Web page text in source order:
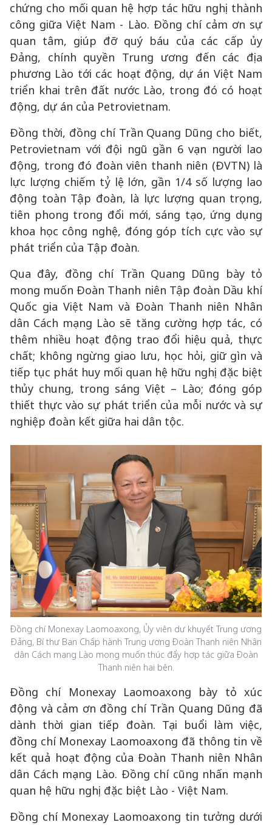
chứng cho mối quan hệ hợp tác hữu nghị thành
công giữa Việt Nam - Lào. Đồng chí cảm ơn sự
quan tâm, giúp đỡ quý báu của các cấp ủy
Đảng, chính quyền Trung ương đến các địa
phương Lào tới các hoạt động, dự án Việt Nam
triển khai trên đất nước Lào, trong đó có hoạt
động, dự án của Petrovietnam.
Đồng thời, đồng chí Trần Quang Dũng cho biết,
Petrovietnam với đội ngũ gần 6 vạn người lao
động, trong đó đoàn viên thanh niên (ĐVTN) là
lực lượng chiếm tỷ lệ lớn, gần 1/4 số lượng lao
động toàn Tập đoàn, là lực lượng quan trọng,
tiên phong trong đổi mới, sáng tạo, ứng dụng
khoa học công nghệ, đóng góp tích cực vào sự
phát triển của Tập đoàn.
Qua đây, đồng chí Trần Quang Dũng bày tỏ
mong muốn Đoàn Thanh niên Tập đoàn Dầu khí
Quốc gia Việt Nam và Đoàn Thanh niên Nhân
dân Cách mạng Lào sẽ tăng cường hợp tác, có
thêm nhiều hoạt động trao đổi hiệu quả, thực
chất; không ngừng giao lưu, học hỏi, giữ gìn và
tiếp tục phát huy mối quan hệ hữu nghị đặc biệt
thủy chung, trong sáng Việt – Lào; đóng góp
thiết thực vào sự phát triển của mỗi nước và sự
nghiệp đoàn kết giữa hai dân tộc.
Đồng chí Monexay Laomoaxong, Ủy viên dự khuyết Trung ương
Đảng, Bí thư Ban Chấp hành Trung ương Đoàn Thanh niên Nhân
dân Cách mạng Lào mong muốn thúc đẩy hợp tác giữa Đoàn
Thanh niên hai bên.
Đồng chí Monexay Laomoaxong bày tỏ xúc
động và cảm ơn đồng chí Trần Quang Dũng đã
dành thời gian tiếp đoàn. Tại buổi làm việc,
đồng chí Monexay Laomoaxong đã thông tin về
kết quả hoạt động của Đoàn Thanh niên Nhân
dân Cách mạng Lào. Đồng chí cũng nhấn mạnh
quan hệ hữu nghị đặc biệt Lào - Việt Nam.
Đồng chí Monexay Laomoaxong tin tưởng dưới